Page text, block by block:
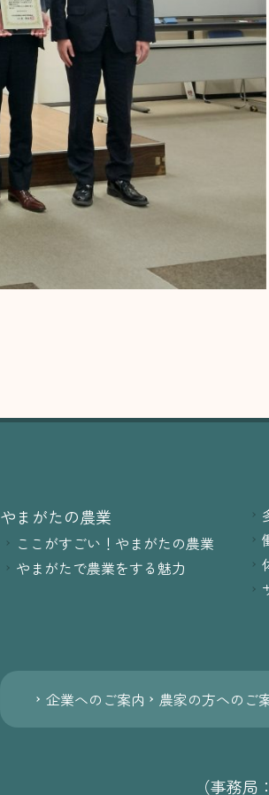
やまがたの農業
ここがすごい！やまがたの農業
やまがたで農業をする魅力
企業へのご案内 農家の方へのご
（事務